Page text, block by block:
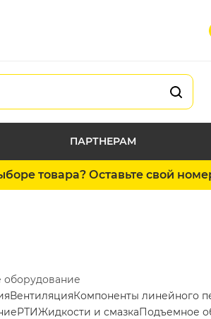
ПАРТНЕРАМ
товара? Оставьте свой
ВентиляцияКомпоненты линейного
РТИЖидкости и смазкаПодъемное